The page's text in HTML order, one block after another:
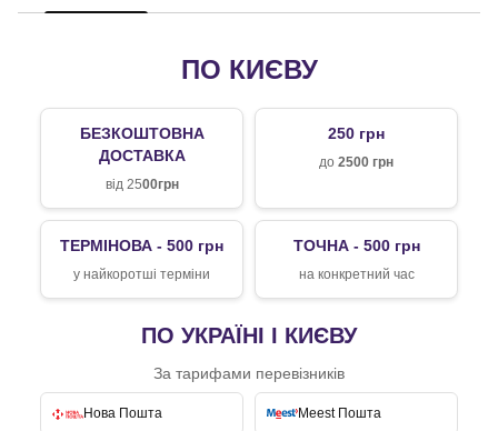
ПО КИЄВУ
БЕЗКОШТОВНА
ДОСТАВКА
від 2500грн
250 грн
до 2500 грн
ТЕРМІНОВА - 500 грн
у найкоротші терміни
ТОЧНА - 500 грн
на конкретний час
ПО УКРАЇНІ І КИЄВУ
За тарифами перевізників
Нова Пошта Meest Пошта